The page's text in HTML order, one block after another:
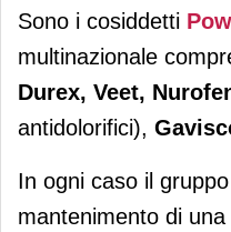
Sono i cosiddetti
multinazionale
Durex, Veet,
antidolorifici),
In ogni caso il
mantenimento di